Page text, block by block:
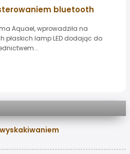
bluetooth
Aquael, wprowadziła na
płaskich lamp LED dodając do